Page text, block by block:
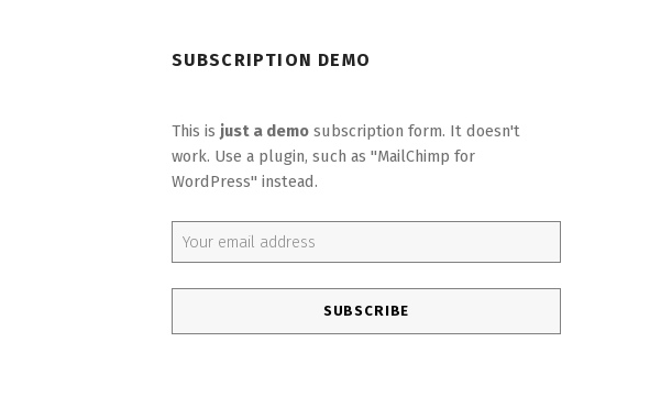
SUBSCRIPTION DEMO
This is just a demosubscription form. It doesn't
work. Use a plugin, such as "MailChimp for
WordPress" instead.
Email address: